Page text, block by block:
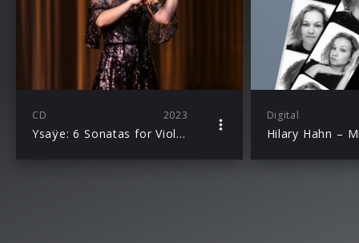
CD 2023
Ysaÿe: 6 Sonatas for Violin Solo, Op. 27
Digital